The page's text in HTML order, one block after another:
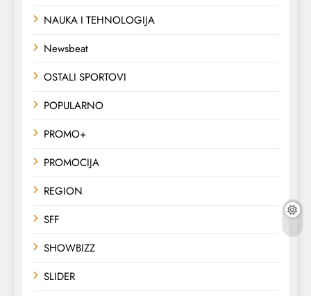
NAUKA I TEHNOLOGIJA
Newsbeat
OSTALI SPORTOVI
POPULARNO
PROMO+
PROMOCIJA
REGION
SFF
SHOWBIZZ
SLIDER